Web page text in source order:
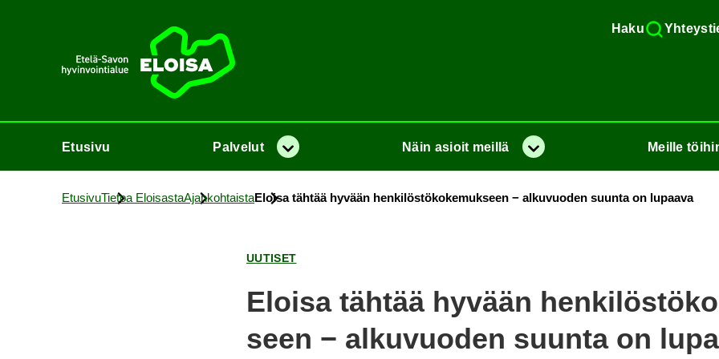
Haku
Etusi­vu
Etusi­vu Pal­ve­lut Va­lik­ko Näin asioit meil­lä Va­lik­ko Meil­le
Etusi­vuTie­toa Eloi­sas­taAjan­koh­tais­taEloi­sa täh­tää hy­vään hen­ki­lös­tö­ko­ke­muk­seen − al­ku­vuo­den suun­ta on lu­paa­va
UU­TI­SET
Eloi­sa täh­tää hy­vään
seen − al­ku­vuo­den suun­ta on